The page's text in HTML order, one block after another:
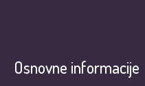
Osnovne informacije